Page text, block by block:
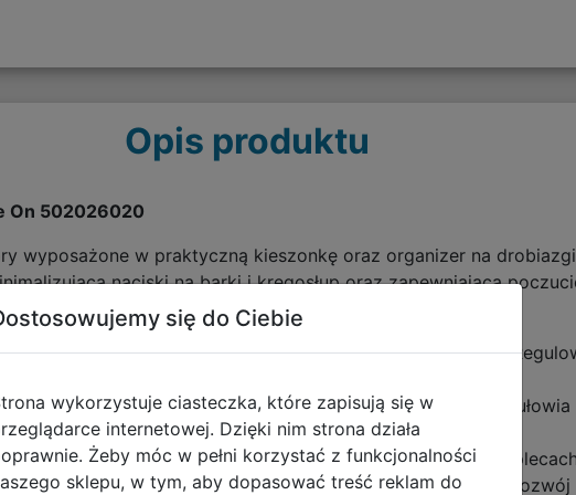
Opis produktu
On 502026020
wyposażone w praktyczną kieszonkę oraz organizer na
naciski na barki i kręgosłup oraz zapewniającą
jakości, funkcjonalności i ergonomii
na barki i kręgosłup oraz zapewniają poczucie komfortu.
dla każdego dziecka
panele plecaka pomagają utrzymać symetryczne ułożenie
i plecy przed nadmiernym ciężarem
i anatomicznie ukształtowanym tylnym panelom ciężar na
Plecak zapewnia komfort pozostawania w ruchu i zdrowy rozwój
się do Ciebie
wykorzystuje ciasteczka, które zapisują się w
internetowej. Dzięki nim strona działa
Żeby móc w pełni korzystać z funkcjonalności
sklepu, w tym, aby dopasować treść reklam do